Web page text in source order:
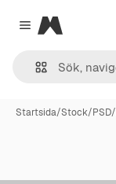
Close menu
Magnific
Startsida/Stock/PSD/